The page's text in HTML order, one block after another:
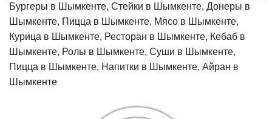
Бургеры в Шымкенте, Стейки в Шымкенте, Донеры в
Шымкенте, Пицца в Шымкенте, Мясо в Шымкенте,
Курица в Шымкенте, Ресторан в Шымкенте, Кебаб в
Шымкенте, Ролы в Шымкенте, Суши в Шымкенте,
Пицца в Шымкенте, Напитки в Шымкенте, Айран в
Шымкенте